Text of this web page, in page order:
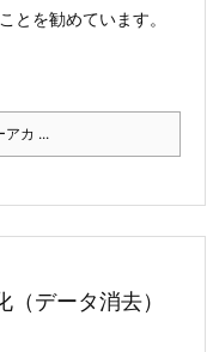
とを勧めています。
アカ ...
データ消去）